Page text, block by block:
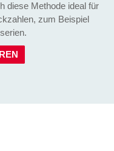
diese Methode ideal für
zum Beispiel